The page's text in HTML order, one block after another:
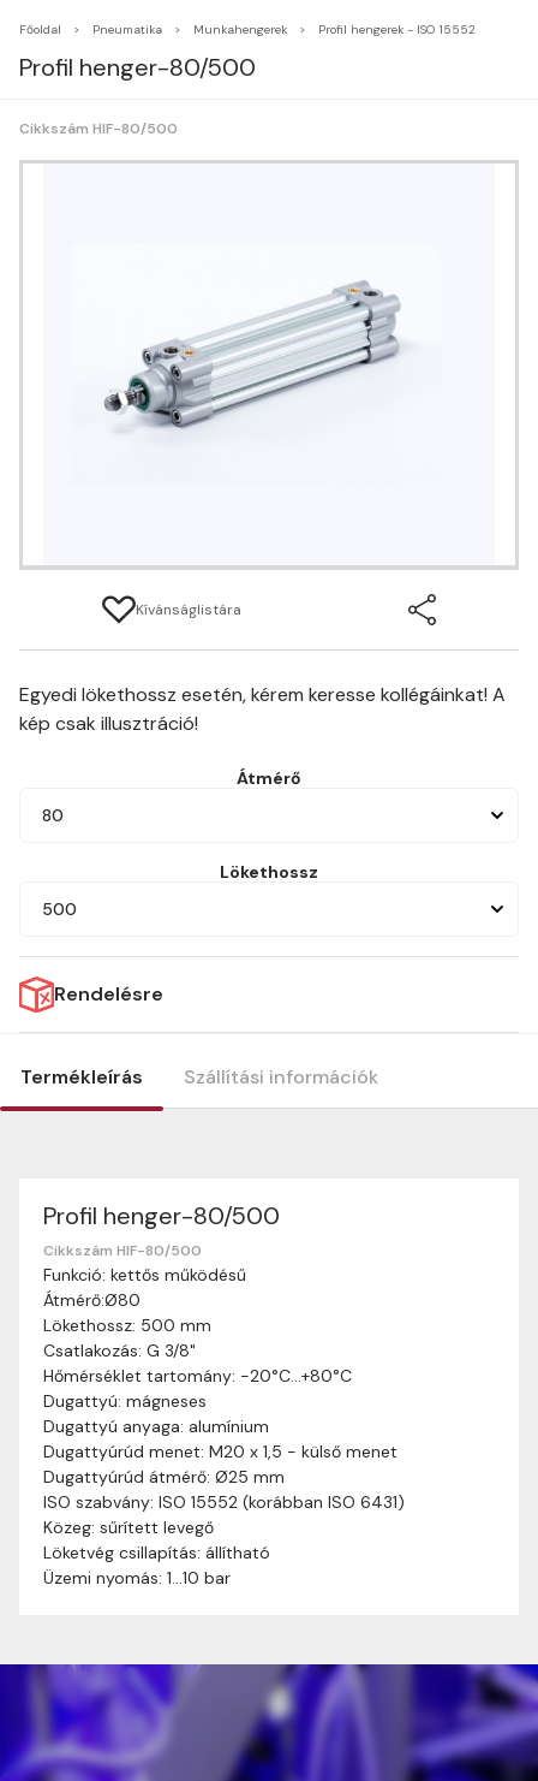
Főoldal Pneumatika Munkahengerek Profil hengerek - ISO 15552
Profil henger-80/500
Cikkszám HIF-80/500
Kívánságlistára
Egyedi lökethossz esetén, kérem keresse kollégáinkat! A
kép csak illusztráció!
Átmérő
80
Lökethossz
500
Rendelésre
Termékleírás Szállítási információk
Profil henger-80/500
Cikkszám HIF-80/500
Funkció: kettős működésű
Átmérő:Ø80
Lökethossz: 500 mm
Csatlakozás: G 3/8"
Hőmérséklet tartomány: -20°C…+80°C
Dugattyú: mágneses
Dugattyú anyaga: alumínium
Dugattyúrúd menet: M20 x 1,5 - külső menet
Dugattyúrúd átmérő: Ø25 mm
ISO szabvány: ISO 15552 (korábban ISO 6431)
Közeg: sűrített levegő
Löketvég csillapítás: állítható
Üzemi nyomás: 1…10 bar
Szállítási információk
Nagyon köszönjük, hogy webshopunkat választottátok
vásárlásaitokhoz. Az alábbiakban megtaláljátok szállítási
információinkat, hogy a vásárlásotok gördülékenyen és
zökkenőmentesen történhessen.
Szállítási idő:Általában a megrendeléseket 2-5
munkanapon belül kézbesítjük. Amennyiben
valamilyen okból kifolyólag a szállítás hosszabb
ideig tart, előre értesítünk benneteket.
Szállítási díj:A szállítási díj függ a termék súlyától
és a szállítási cím távolságától. A pontos szállítási
díjat a vásárlás folyamata során megtekinthetitek,
mielőtt a rendelést véglegesítitek.